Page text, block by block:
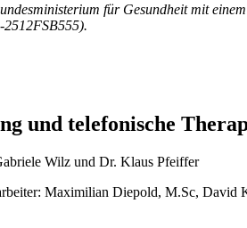
für Gesundheit mit
und telefonische
Wilz und Dr. Klaus Pfeiffer
Maximilian Diepold, M.Sc, David